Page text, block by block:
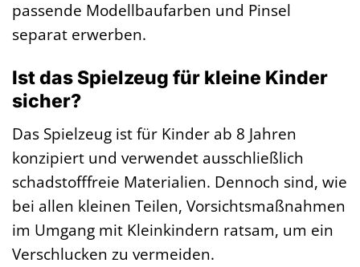
passende Modellbaufarben und Pinsel
separat erwerben.
Ist das Spielzeug für kleine Kinder
sicher?
Das Spielzeug ist für Kinder ab 8 Jahren
konzipiert und verwendet ausschließlich
schadstofffreie Materialien. Dennoch sind, wie
bei allen kleinen Teilen, Vorsichtsmaßnahmen
im Umgang mit Kleinkindern ratsam, um ein
Verschlucken zu vermeiden.